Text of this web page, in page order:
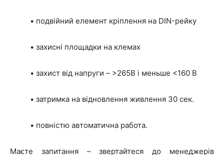
• подвійний елемент кріплення на DIN-рейку
• захисні площадки на клемах
• захист від напруги – >265В і меньше <160 В
• затримка на відновлення живлення 30 сек.
• повністю автоматична работа.
Маєте запитання – звертайтеся до менеджерів